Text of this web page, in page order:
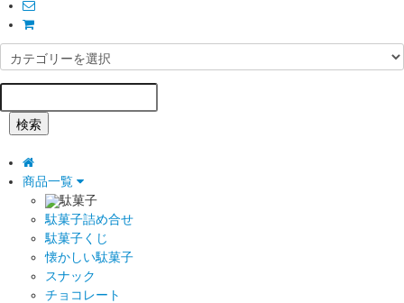
検索
商品一覧
駄菓子
駄菓子詰め合せ
駄菓子くじ
懐かしい駄菓子
スナック
チョコレート